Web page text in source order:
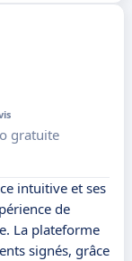
gratuite
intuitive et ses
de
La plateforme
signés, grâce